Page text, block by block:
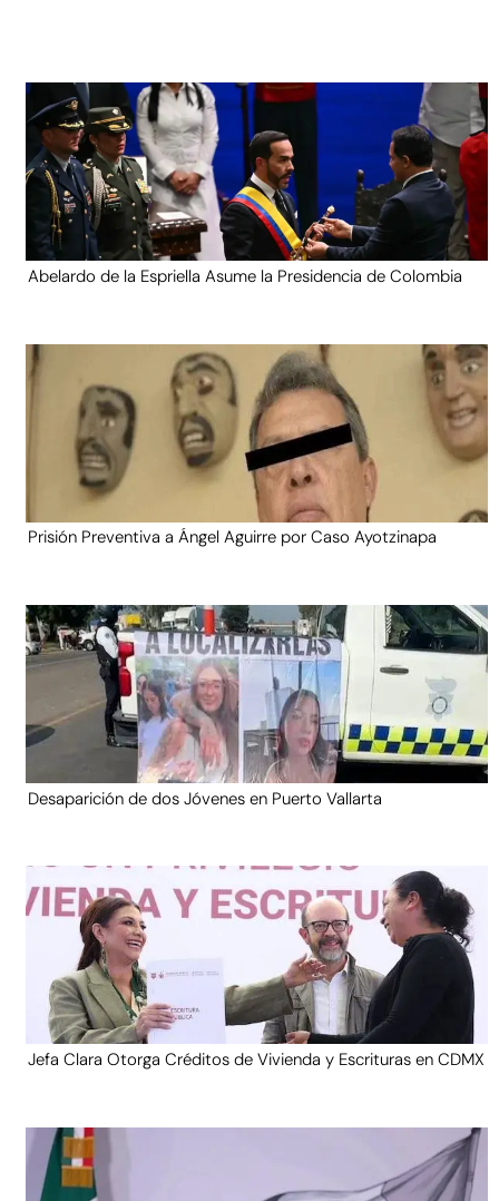
Abelardo de la Espriella Asume la Presidencia de Colombia
Prisión Preventiva a Ángel Aguirre por Caso Ayotzinapa
Desaparición de dos Jóvenes en Puerto Vallarta
Jefa Clara Otorga Créditos de Vivienda y Escrituras en CDMX